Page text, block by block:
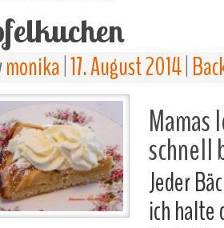
monika 17. August 2014
schnell
Jeder
ich halte